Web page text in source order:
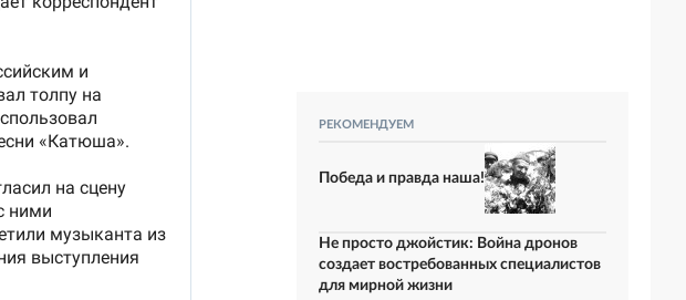
РЕКОМЕНДУЕМ
Победа и правда наша!
Не просто джойстик: Война дронов
создает востребованных специалистов
для мирной жизни